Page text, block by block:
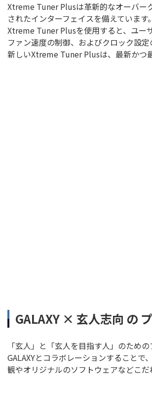
Xtreme Tuner Plusは革新的なオーバー
されたインターフェイスを備えています。
Xtreme Tuner Plusを使用すると、ユー
ファン速度の制御、およびクロック設定
新しいXtreme Tuner Plusは、最新かつ
GALAXY × 玄人志向 の
「玄人」と「玄人を目指す人」のため
GALAXYとコラボレーションすること
観やオリジナルのソフトウェアなどこだ